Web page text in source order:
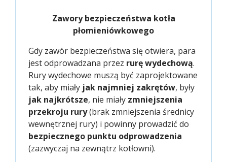
Zawory bezpieczeństwa kotła
płomieniówkowego
Gdy zawór bezpieczeństwa się otwiera, para
jest odprowadzana przez rurę wydechową.
Rury wydechowe muszą być zaprojektowane
tak, aby miały jak najmniej zakrętów, były
jak najkrótsze, nie miały zmniejszenia
przekroju rury(brak zmniejszenia średnicy
wewnętrznej rury) i powinny prowadzić do
bezpiecznego punktu odprowadzenia
(zazwyczaj na zewnątrz kotłowni).